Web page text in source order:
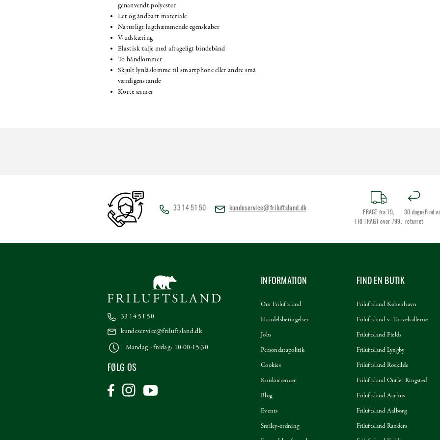
genanvendt polyester
Let og åndbart materiale
Naturligt lugthæmmende egenskaber
V-udskæring
Elastisk talje med aftageligt bindebånd
To håndlommer
Skjult lynlåslomme til smartphone eller andre små
værdigenstande
Korte ærmer
33 14 51 50 kundeservice@friluftsland.dk
FRAGT fra 19,
-FRI FRAGT over 799,-
30 dages
returret
Find
33 14 51 50
kundeservice@friluftsland.dk
Mandag - fredag: 10:00-15:30
FØLG OS
INFORMATION
Om Friluftsland
Handelsbetingelser
Jobs
Persondatapolitik
Cookies
Konkurrencer
Blog
Events
Smiley-ordning
FIND EN BUTIK
Friluftsland København
Friluftsland v. Torvehallerne
Friluftsland Fields
Friluftsland Lyngby
Friluftsland Roskilde
Friluftsland Outlet Ringsted
Friluftsland Aarhus
Friluftsland Aalborg
Friluftsland Randers